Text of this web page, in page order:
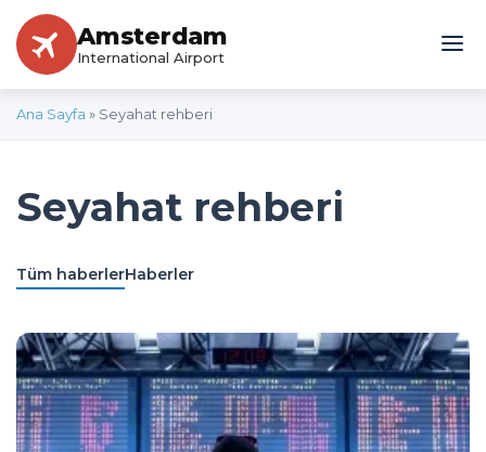
Amsterdam
International Airport
Ana Sayfa » Seyahat rehberi
Seyahat rehberi
Tüm haberlerHaberler